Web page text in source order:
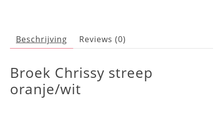
Beschrijving Reviews (0)
Broek Chrissy streep
oranje/wit